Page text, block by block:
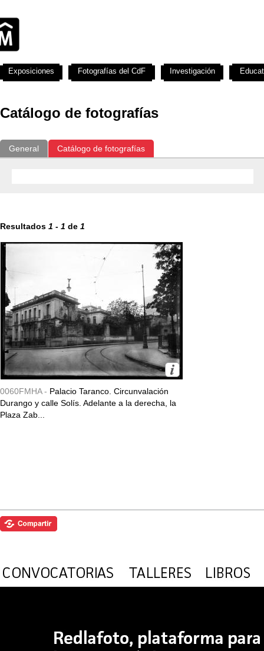
Catálogo de fotografías
General Catálogo de fotografías
Resultados 1 - 1 de 1
0060FMHA - Palacio Taranco. Circunvalación
Durango y calle Solís. Adelante a la derecha, la
Plaza Zab...
Exposiciones Fotografías del CdF Investigación